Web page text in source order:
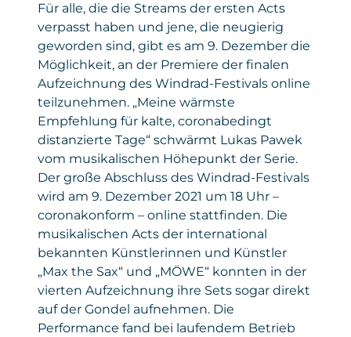
Für alle, die die Streams der ersten Acts
verpasst haben und jene, die neugierig
geworden sind, gibt es am 9. Dezember die
Möglichkeit, an der Premiere der finalen
Aufzeichnung des Windrad-Festivals online
teilzunehmen. „Meine wärmste
Empfehlung für kalte, coronabedingt
distanzierte Tage“ schwärmt Lukas Pawek
vom musikalischen Höhepunkt der Serie.
Der große Abschluss des Windrad-Festivals
wird am 9. Dezember 2021 um 18 Uhr –
coronakonform – online stattfinden. Die
musikalischen Acts der international
bekannten Künstlerinnen und Künstler
„Max the Sax“ und „MÖWE“ konnten in der
vierten Aufzeichnung ihre Sets sogar direkt
auf der Gondel aufnehmen. Die
Performance fand bei laufendem Betrieb